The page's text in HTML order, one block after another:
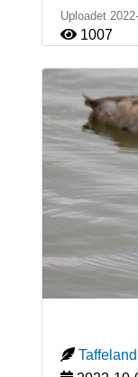
Uploadet
1007
Taffeland